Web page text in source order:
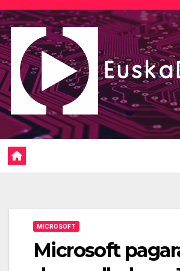
Saltar
al
contenido
MICROSOFT
Microsoft